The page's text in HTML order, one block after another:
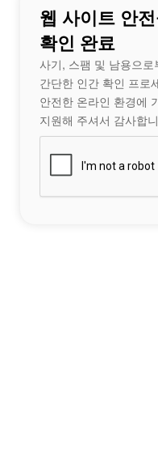
웹 사이트 안
확인 완료
사기, 스팸 및 남용으
간단한 인간 확인 프로
안전한 온라인 환경에
지원해 주셔서 감사합